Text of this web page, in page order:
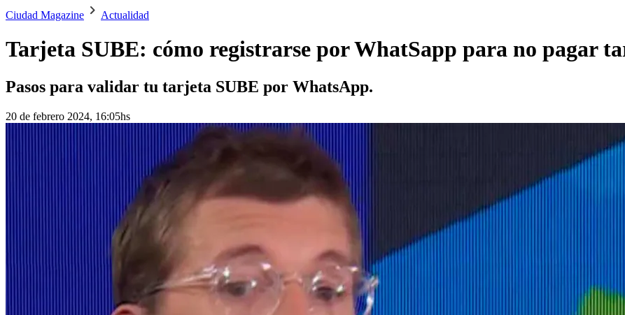
Ciudad Magazine Actualidad
Tarjeta SUBE: cómo registrarse por WhatSapp para no pagar
Pasos para validar tu tarjeta SUBE por WhatsApp.
20 de febrero 2024, 16:05hs